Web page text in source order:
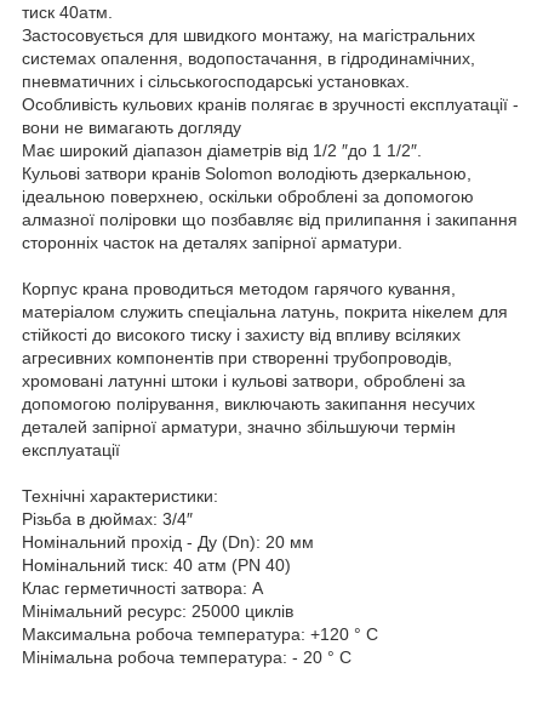
тиск 40атм.
Застосовується для швидкого монтажу, на магістральних
системах опалення, водопостачання, в гідродинамічних,
пневматичних і сільськогосподарські установках.
Особливість кульових кранів полягає в зручності експлуатації -
вони не вимагають догляду
Має широкий діапазон діаметрів від 1/2 ″до 1 1/2″.
Кульові затвори кранів Solomon володіють дзеркальною,
ідеальною поверхнею, оскільки оброблені за допомогою
алмазної поліровки що позбавляє від прилипання і закипання
сторонніх часток на деталях запірної арматури.
Корпус крана проводиться методом гарячого кування,
матеріалом служить спеціальна латунь, покрита нікелем для
стійкості до високого тиску і захисту від впливу всіляких
агресивних компонентів при створенні трубопроводів,
хромовані латунні штоки і кульові затвори, оброблені за
допомогою полірування, виключають закипання несучих
деталей запірної арматури, значно збільшуючи термін
експлуатації
Технічні характеристики:
Різьба в дюймах: 3/4″
Номінальний прохід - Ду (Dn): 20 мм
Номінальний тиск: 40 атм (PN 40)
Клас герметичності затвора: А
Мінімальний ресурс: 25000 циклів
Максимальна робоча температура: +120 ° C
Мінімальна робоча температура: - 20 ° C